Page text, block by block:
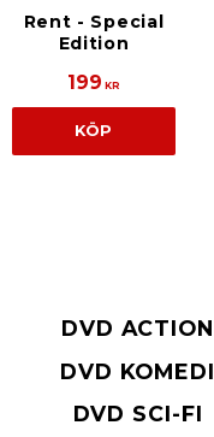
Rent - Special
Edition
199 KR
KÖP
DVD ACTION
DVD KOMEDI
DVD SCI-FI